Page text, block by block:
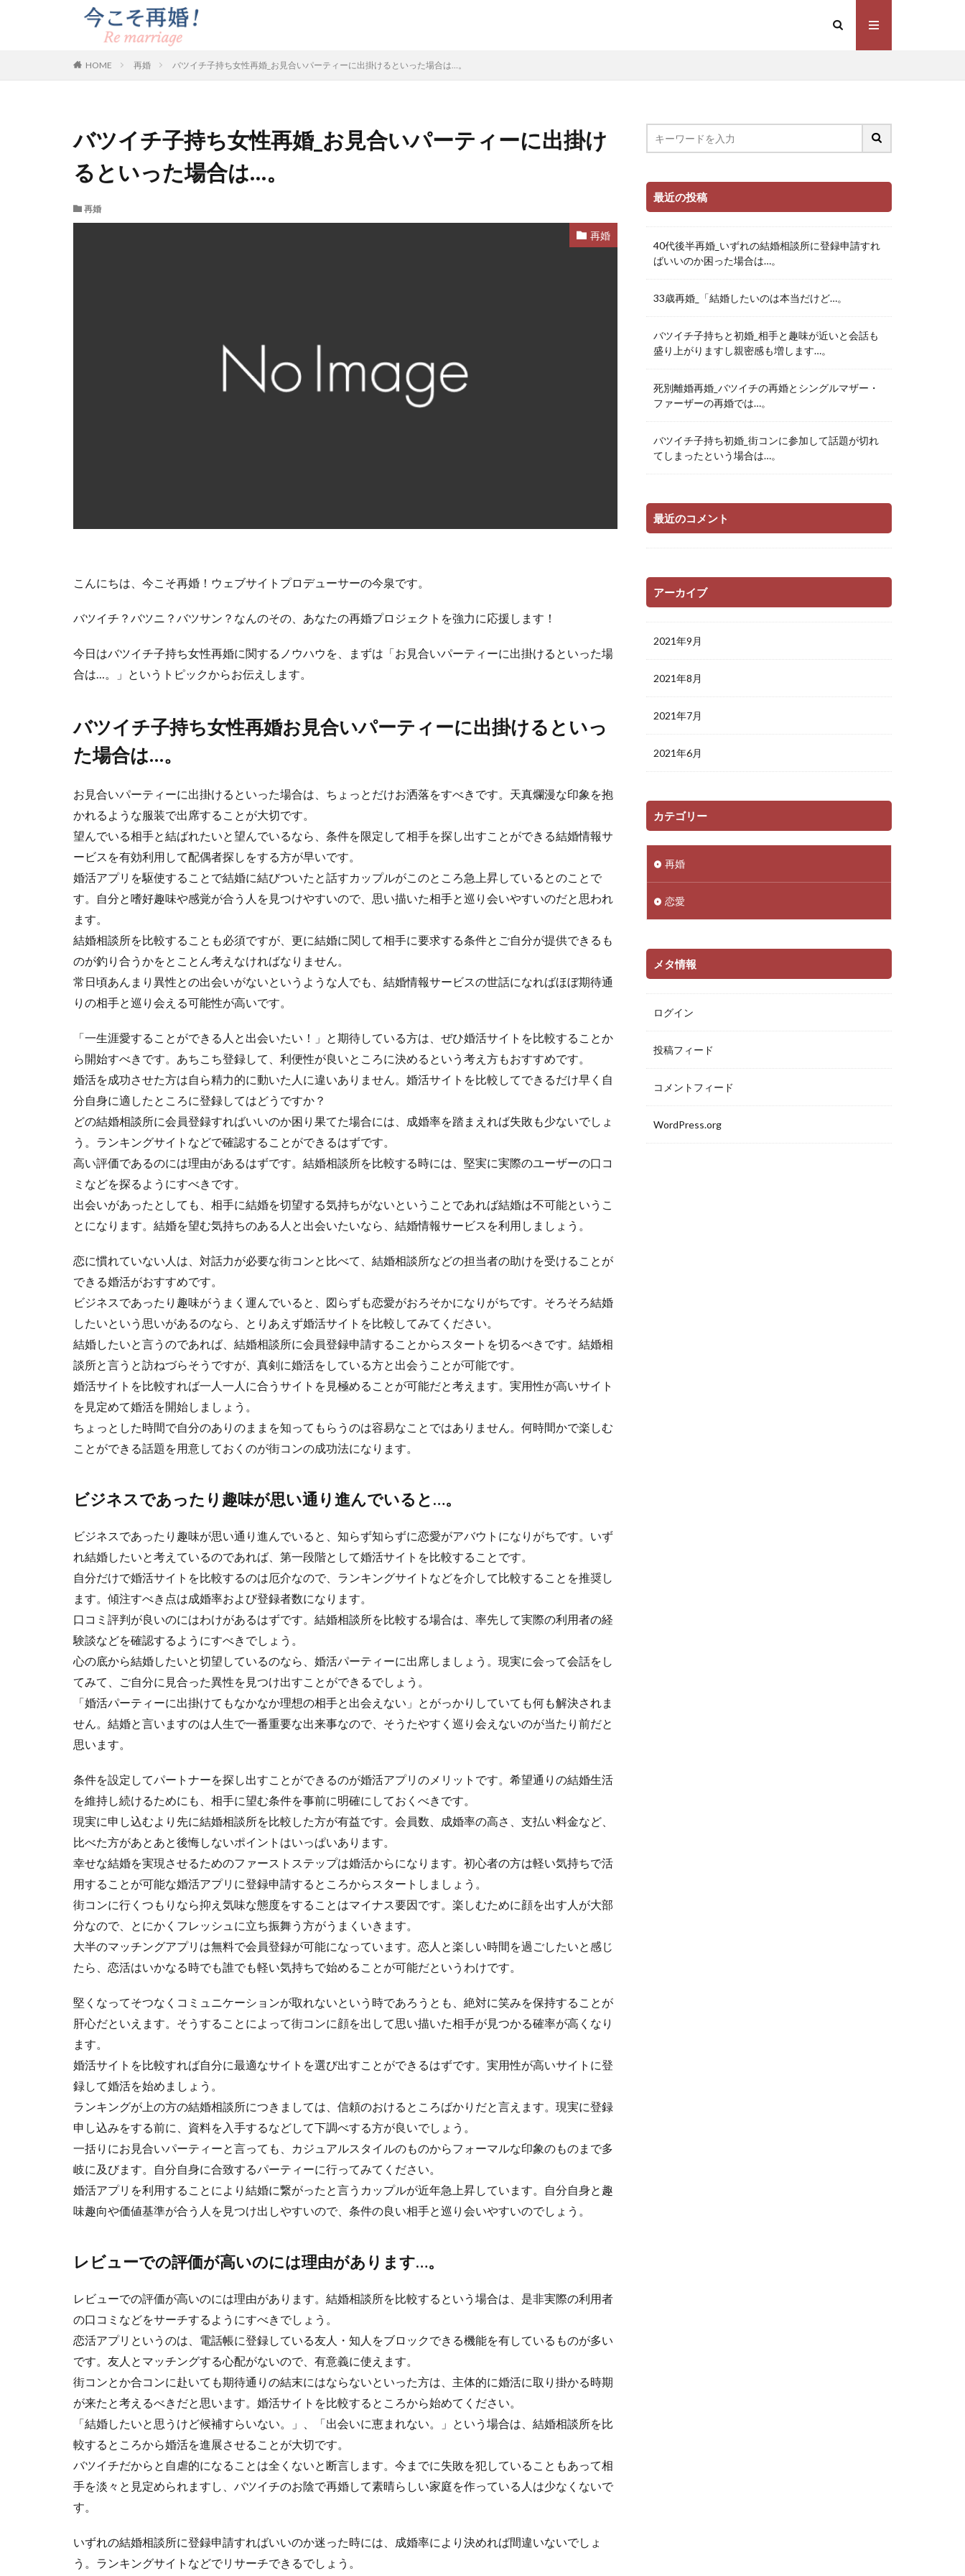
HOME 再婚 バツイチ子持ち女性再婚_お見合いパーティーに出掛けるといった場合は…。
バツイチ子持ち女性再婚_お見合いパーティーに出掛け
るといった場合は…。
再婚
再婚
こんにちは、今こそ再婚！ウェブサイトプロデューサーの今泉です。
バツイチ？バツニ？バツサン？なんのその、あなたの再婚プロジェクトを強力に応援します！
今日はバツイチ子持ち女性再婚に関するノウハウを、まずは「お見合いパーティーに出掛けるといった場
合は…。」というトピックからお伝えします。
バツイチ子持ち女性再婚お見合いパーティーに出掛けるといっ
た場合は…。
お見合いパーティーに出掛けるといった場合は、ちょっとだけお洒落をすべきです。天真爛漫な印象を抱
かれるような服装で出席することが大切です。
望んでいる相手と結ばれたいと望んでいるなら、条件を限定して相手を探し出すことができる結婚情報サ
ービスを有効利用して配偶者探しをする方が早いです。
婚活アプリを駆使することで結婚に結びついたと話すカップルがこのところ急上昇しているとのことで
す。自分と嗜好趣味や感覚が合う人を見つけやすいので、思い描いた相手と巡り会いやすいのだと思われ
ます。
結婚相談所を比較することも必須ですが、更に結婚に関して相手に要求する条件とご自分が提供できるも
のが釣り合うかをとことん考えなければなりません。
常日頃あんまり異性との出会いがないというような人でも、結婚情報サービスの世話になればほぼ期待通
りの相手と巡り会える可能性が高いです。
「一生涯愛することができる人と出会いたい！」と期待している方は、ぜひ婚活サイトを比較することか
ら開始すべきです。あちこち登録して、利便性が良いところに決めるという考え方もおすすめです。
婚活を成功させた方は自ら精力的に動いた人に違いありません。婚活サイトを比較してできるだけ早く自
分自身に適したところに登録してはどうですか？
どの結婚相談所に会員登録すればいいのか困り果てた場合には、成婚率を踏まえれば失敗も少ないでしょ
う。ランキングサイトなどで確認することができるはずです。
高い評価であるのには理由があるはずです。結婚相談所を比較する時には、堅実に実際のユーザーの口コ
ミなどを探るようにすべきです。
出会いがあったとしても、相手に結婚を切望する気持ちがないということであれば結婚は不可能というこ
とになります。結婚を望む気持ちのある人と出会いたいなら、結婚情報サービスを利用しましょう。
恋に慣れていない人は、対話力が必要な街コンと比べて、結婚相談所などの担当者の助けを受けることが
できる婚活がおすすめです。
ビジネスであったり趣味がうまく運んでいると、図らずも恋愛がおろそかになりがちです。そろそろ結婚
したいという思いがあるのなら、とりあえず婚活サイトを比較してみてください。
結婚したいと言うのであれば、結婚相談所に会員登録申請することからスタートを切るべきです。結婚相
談所と言うと訪ねづらそうですが、真剣に婚活をしている方と出会うことが可能です。
婚活サイトを比較すれば一人一人に合うサイトを見極めることが可能だと考えます。実用性が高いサイト
を見定めて婚活を開始しましょう。
ちょっとした時間で自分のありのままを知ってもらうのは容易なことではありません。何時間かで楽しむ
ことができる話題を用意しておくのが街コンの成功法になります。
ビジネスであったり趣味が思い通り進んでいると…。
ビジネスであったり趣味が思い通り進んでいると、知らず知らずに恋愛がアバウトになりがちです。いず
れ結婚したいと考えているのであれば、第一段階として婚活サイトを比較することです。
自分だけで婚活サイトを比較するのは厄介なので、ランキングサイトなどを介して比較することを推奨し
ます。傾注すべき点は成婚率および登録者数になります。
口コミ評判が良いのにはわけがあるはずです。結婚相談所を比較する場合は、率先して実際の利用者の経
験談などを確認するようにすべきでしょう。
心の底から結婚したいと切望しているのなら、婚活パーティーに出席しましょう。現実に会って会話をし
てみて、ご自分に見合った異性を見つけ出すことができるでしょう。
「婚活パーティーに出掛けてもなかなか理想の相手と出会えない」とがっかりしていても何も解決されま
せん。結婚と言いますのは人生で一番重要な出来事なので、そうたやすく巡り会えないのが当たり前だと
思います。
条件を設定してパートナーを探し出すことができるのが婚活アプリのメリットです。希望通りの結婚生活
を維持し続けるためにも、相手に望む条件を事前に明確にしておくべきです。
現実に申し込むより先に結婚相談所を比較した方が有益です。会員数、成婚率の高さ、支払い料金など、
比べた方があとあと後悔しないポイントはいっぱいあります。
幸せな結婚を実現させるためのファーストステップは婚活からになります。初心者の方は軽い気持ちで活
用することが可能な婚活アプリに登録申請するところからスタートしましょう。
街コンに行くつもりなら抑え気味な態度をすることはマイナス要因です。楽しむために顔を出す人が大部
分なので、とにかくフレッシュに立ち振舞う方がうまくいきます。
大半のマッチングアプリは無料で会員登録が可能になっています。恋人と楽しい時間を過ごしたいと感じ
たら、恋活はいかなる時でも誰でも軽い気持ちで始めることが可能だというわけです。
堅くなってそつなくコミュニケーションが取れないという時であろうとも、絶対に笑みを保持することが
肝心だといえます。そうすることによって街コンに顔を出して思い描いた相手が見つかる確率が高くなり
ます。
婚活サイトを比較すれば自分に最適なサイトを選び出すことができるはずです。実用性が高いサイトに登
録して婚活を始めましょう。
ランキングが上の方の結婚相談所につきましては、信頼のおけるところばかりだと言えます。現実に登録
申し込みをする前に、資料を入手するなどして下調べする方が良いでしょう。
一括りにお見合いパーティーと言っても、カジュアルスタイルのものからフォーマルな印象のものまで多
岐に及びます。自分自身に合致するパーティーに行ってみてください。
婚活アプリを利用することにより結婚に繋がったと言うカップルが近年急上昇しています。自分自身と趣
味趣向や価値基準が合う人を見つけ出しやすいので、条件の良い相手と巡り会いやすいのでしょう。
レビューでの評価が高いのには理由があります…。
レビューでの評価が高いのには理由があります。結婚相談所を比較するという場合は、是非実際の利用者
の口コミなどをサーチするようにすべきでしょう。
恋活アプリというのは、電話帳に登録している友人・知人をブロックできる機能を有しているものが多い
です。友人とマッチングする心配がないので、有意義に使えます。
街コンとか合コンに赴いても期待通りの結末にはならないといった方は、主体的に婚活に取り掛かる時期
が来たと考えるべきだと思います。婚活サイトを比較するところから始めてください。
「結婚したいと思うけど候補すらいない。」、「出会いに恵まれない。」という場合は、結婚相談所を比
較するところから婚活を進展させることが大切です。
バツイチだからと自虐的になることは全くないと断言します。今までに失敗を犯していることもあって相
手を淡々と見定められますし、バツイチのお陰で再婚して素晴らしい家庭を作っている人は少なくないで
す。
いずれの結婚相談所に登録申請すればいいのか迷った時には、成婚率により決めれば間違いないでしょ
う。ランキングサイトなどでリサーチできるでしょう。
最近の投稿
40代後半再婚_いずれの結婚相談所に登録申請すれ
ばいいのか困った場合は…。
33歳再婚_「結婚したいのは本当だけど…。
バツイチ子持ちと初婚_相手と趣味が近いと会話も
盛り上がりますし親密感も増します…。
死別離婚再婚_バツイチの再婚とシングルマザー・
ファーザーの再婚では…。
バツイチ子持ち初婚_街コンに参加して話題が切れ
てしまったという場合は…。
最近のコメント
アーカイブ
2021年9月
2021年8月
2021年7月
2021年6月
カテゴリー
再婚
恋愛
メタ情報
ログイン
投稿フィード
コメントフィード
WordPress.org